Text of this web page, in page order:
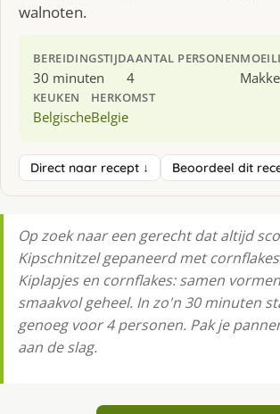
walnoten.
BEREIDINGSTIJD
30 minuten
AANTAL PERSONEN
4
KEUKEN
Belgische
HERKOMST
Belgie
Direct naar recept ↓ Beoordeel dit
Op zoek naar een gerecht dat altijd
Kipschnitzel gepaneerd met
Kiplapjes en cornflakes: samen
smaakvol geheel. In zo'n 30 minuten
genoeg voor 4 personen. Pak je
aan de slag.